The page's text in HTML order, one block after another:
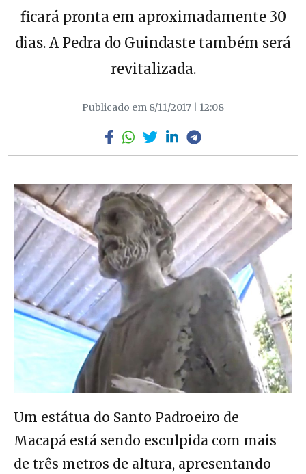
ficará pronta em aproximadamente 30
dias. A Pedra do Guindaste também será
revitalizada.
Publicado em 8/11/2017 | 12:08
Um estátua do Santo Padroeiro de
Macapá está sendo esculpida com mais
de três metros de altura, apresentando